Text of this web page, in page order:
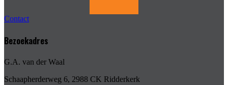
Contact
Bezoekadres
G.A. van der Waal
Schaapherderweg 6, 2988 CK Ridderkerk